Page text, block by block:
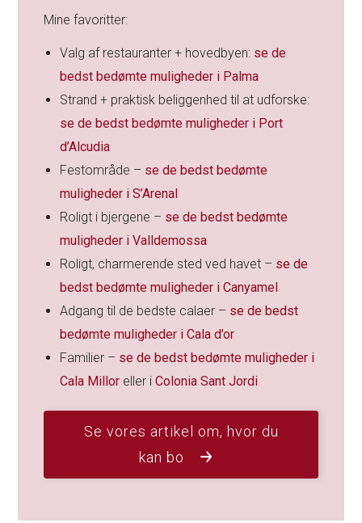
Mine favoritter:
Valg af restauranter + hovedbyen: se de
bedst bedømte muligheder i Palma
Strand + praktisk beliggenhed til at udforske:
se de bedst bedømte muligheder i Port
d’Alcudia
Festområde – se de bedst bedømte
muligheder i S’Arenal
Roligt i bjergene – se de bedst bedømte
muligheder i Valldemossa
Roligt, charmerende sted ved havet – se de
bedst bedømte muligheder i Canyamel
Adgang til de bedste calaer – se de bedst
bedømte muligheder i Cala d’or
Familier – se de bedst bedømte muligheder i
Cala Millor eller iColonia Sant Jordi
Se vores artikel om, hvor du
kan bo